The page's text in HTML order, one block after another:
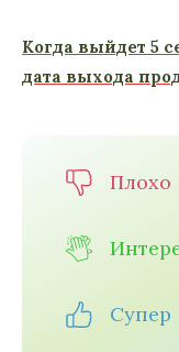
Когда выйдет 5
дата выхода
Плохо
Супер